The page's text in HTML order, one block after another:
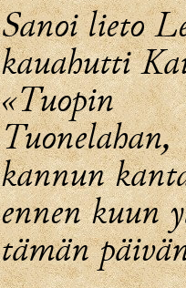
Sanoi lieto
kauahutti
Tuonelahan,
kannun
ennen kuun
tämän